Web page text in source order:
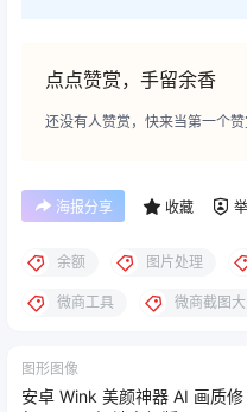
点点赞赏，手留余香
还没有人赞赏，快来当第一个赞
海报分享 收藏
余额 图片处理
微商工具 微商截图
图形图像
安卓 Wink 美颜神器 AI 画质修